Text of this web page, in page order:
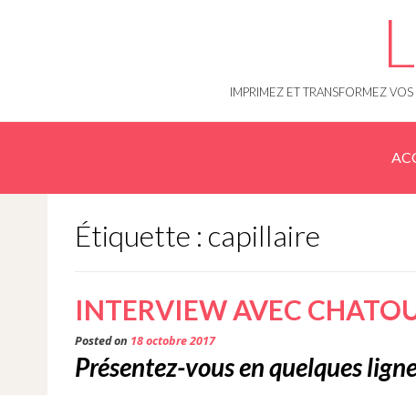
IMPRIMEZ ET TRANSFORMEZ
Étiquette : capillaire
INTERVIEW AVEC
Posted on 18 octobre 2017
Présentez-vous en quelques